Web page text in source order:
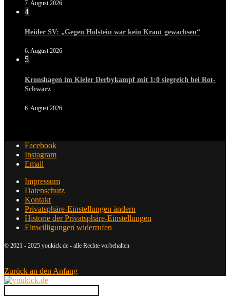
7. August 2026
4
Heider SV: „Gegen Holstein war kein Kraut gewachsen“
6. August 2026
5
Kronshagen im Kieler Derbykampf mit 1:0 siegreich bei Rot-
Schwarz
6. August 2026
Facebook
Instagram
Email
Impressum
Datenschutz
Kontakt
Privatsphäre-Einstellungen ändern
Historie der Privatsphäre-Einstellungen
Einwilligungen widerrufen
© 2021 - 2025 youkick.de - alle Rechte vorbehalten
Zurück an den Anfang